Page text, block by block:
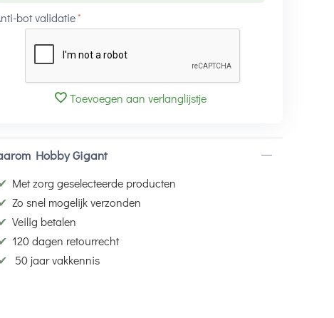
bot validatie
Toevoegen aan verlanglijstje
Hobby Gigant
✔ Met zorg geselecteerde producten
✔ Zo snel mogelijk verzonden
✔ Veilig betalen
✔ 120 dagen retourrecht
✔
50 jaar vakkennis